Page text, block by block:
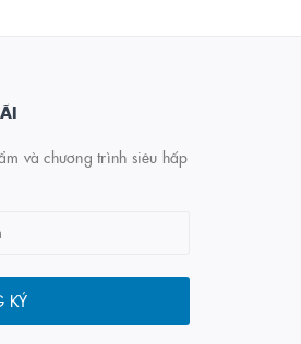
và chương trình siêu hấp
KÝ